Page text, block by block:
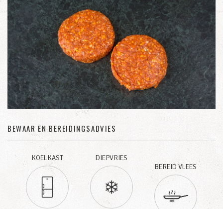
BEWAAR EN BEREIDINGSADVIES
KOELKAST DIEPVRIES
BEREID VLEES